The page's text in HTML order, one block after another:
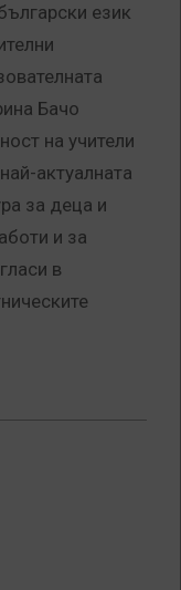
език
Бачо
на учители
актуалната
за деца и
и за
в